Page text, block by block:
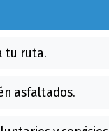
tu ruta.
asfaltados.